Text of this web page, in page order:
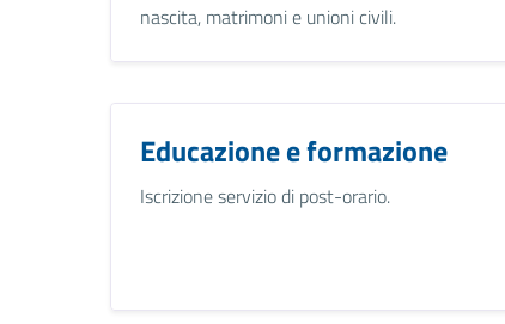
nascita, matrimoni e unioni civili.
Educazione e formazione
Iscrizione servizio di post-orario.